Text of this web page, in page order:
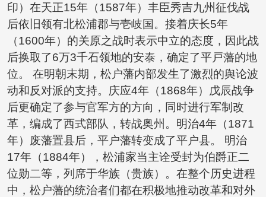
印）在天正15年（1587年）丰臣秀吉九州征伐战
后依旧领有北松浦郡与壱岐国。接着庆长5年
（1600年）的关原之战时表示中立的态度，因此战
后换取了6万3千石领地的安泰，确定了平戸藩的地
位。 在明朝末期，松户藩内部发生了激烈的舆论波
动和反对派的支持。庆应4年（1868年）戊辰战争
后更确定了参与官军方的方向，同时进行军制改
革，编成了西式部队，转战奥州。明治4年（1871
年）废藩置县后，平户藩转变成了平户县。 明治
17年（1884年），松浦家当主诠受封为伯爵正二
位勋二等，列席于华族（贵族）。在整个历史进程
中，松户藩的统治者们都在积极地推动改革和对外